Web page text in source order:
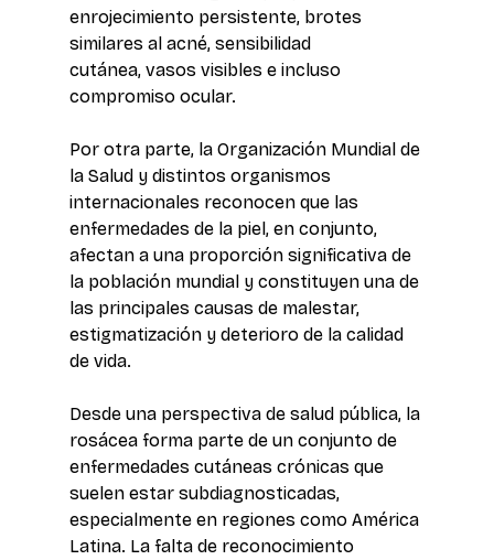
enrojecimiento persistente, brotes
similares al acné, sensibilidad
cutánea, vasos visibles e incluso
compromiso ocular.
Por otra parte, la Organización Mundial de
la Salud y distintos organismos
internacionales reconocen que las
enfermedades de la piel, en conjunto,
afectan a una proporción significativa de
la población mundial y constituyen una de
las principales causas de malestar,
estigmatización y deterioro de la calidad
de vida.
Desde una perspectiva de salud pública, la
rosácea forma parte de un conjunto de
enfermedades cutáneas crónicas que
suelen estar subdiagnosticadas,
especialmente en regiones como América
Latina. La falta de reconocimiento